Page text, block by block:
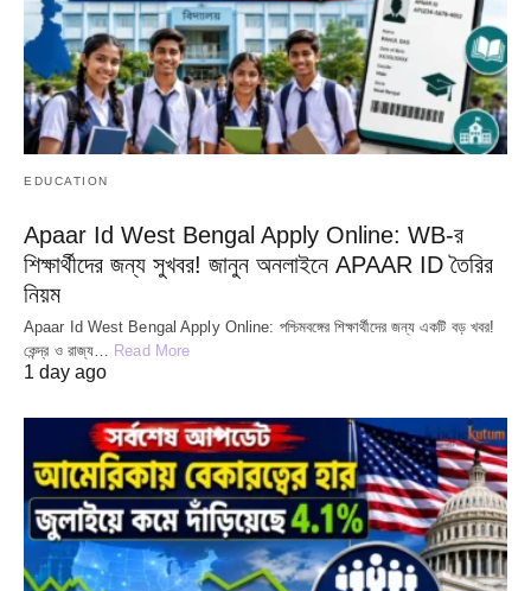
EDUCATION
Apaar Id West Bengal Apply Online: WB-র
শিক্ষার্থীদের জন্য সুখবর! জানুন অনলাইনে APAAR ID তৈরির
নিয়ম
Apaar Id West Bengal Apply Online: পশ্চিমবঙ্গের শিক্ষার্থীদের জন্য একটি বড় খবর!
কেন্দ্র ও রাজ্য… Read More
1 day ago